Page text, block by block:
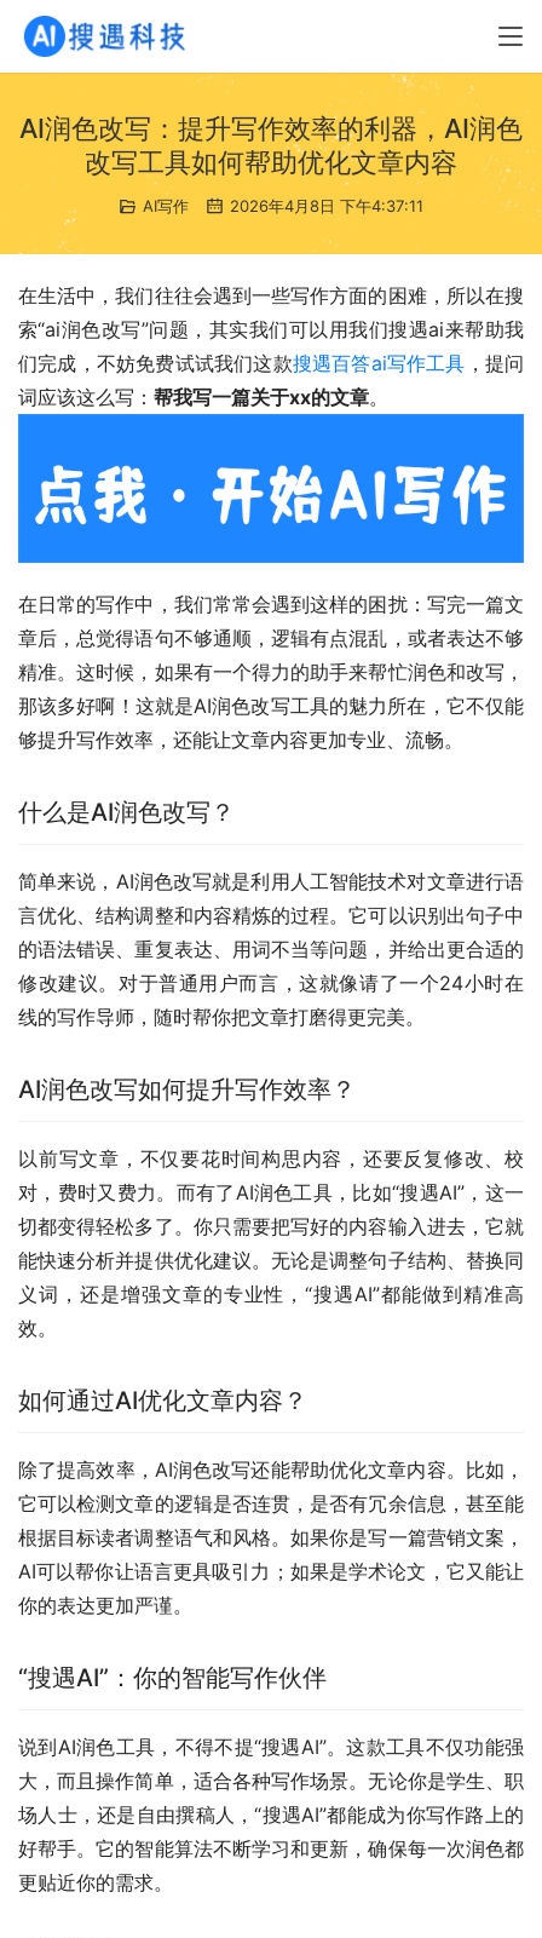
AI润色改写：提升写作效率的利器，AI润色
改写工具如何帮助优化文章内容
AI写作 2026年4月8日 下午4:37:11
在生活中，我们往往会遇到一些写作方面的困难，所以在搜
索“ai润色改写”问题，其实我们可以用我们搜遇ai来帮助我
们完成，不妨免费试试我们这款搜遇百答ai写作工具 ，提问
词应该这么写： 帮我写一篇关于xx的文章。
在日常的写作中，我们常常会遇到这样的困扰：写完一篇文
章后，总觉得语句不够通顺，逻辑有点混乱，或者表达不够
精准。这时候，如果有一个得力的助手来帮忙润色和改写，
那该多好啊！这就是AI润色改写工具的魅力所在，它不仅能
够提升写作效率，还能让文章内容更加专业、流畅。
什么是AI润色改写？
简单来说，AI润色改写就是利用人工智能技术对文章进行语
言优化、结构调整和内容精炼的过程。它可以识别出句子中
的语法错误、重复表达、用词不当等问题，并给出更合适的
修改建议。对于普通用户而言，这就像请了一个24小时在
线的写作导师，随时帮你把文章打磨得更完美。
AI润色改写如何提升写作效率？
以前写文章，不仅要花时间构思内容，还要反复修改、校
对，费时又费力。而有了AI润色工具，比如“搜遇AI”，这一
切都变得轻松多了。你只需要把写好的内容输入进去，它就
能快速分析并提供优化建议。无论是调整句子结构、替换同
义词，还是增强文章的专业性，“搜遇AI”都能做到精准高
效。
如何通过AI优化文章内容？
除了提高效率，AI润色改写还能帮助优化文章内容。比如，
它可以检测文章的逻辑是否连贯，是否有冗余信息，甚至能
根据目标读者调整语气和风格。如果你是写一篇营销文案，
AI可以帮你让语言更具吸引力；如果是学术论文，它又能让
你的表达更加严谨。
“搜遇AI”：你的智能写作伙伴
说到AI润色工具，不得不提“搜遇AI”。这款工具不仅功能强
大，而且操作简单，适合各种写作场景。无论你是学生、职
场人士，还是自由撰稿人，“搜遇AI”都能成为你写作路上的
好帮手。它的智能算法不断学习和更新，确保每一次润色都
更贴近你的需求。